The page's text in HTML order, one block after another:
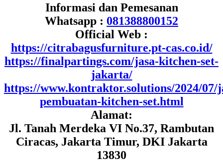
Informasi dan Pemesanan
Whatsapp : 081388800152
Official Web :
https://citrabagusfurniture.pt-cas.co.id/
https://finalpartings.com/jasa-kitchen-set-
jakarta/
https://www.kontraktor.solutions/2024/07/
pembuatan-kitchen-set.html
Alamat:
Jl. Tanah Merdeka VI No.37, Rambutan
Ciracas, Jakarta Timur, DKI Jakarta
13830